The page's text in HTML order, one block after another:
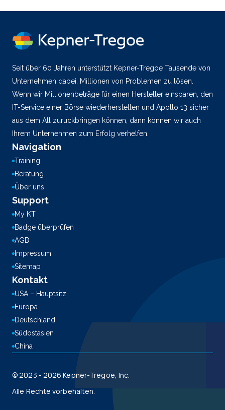
Seit über 60 Jahren unterstützt Kepner-Tregoe Tausende von
Unternehmen dabei, Millionen von Problemen zu lösen.
Wenn wir Millionenbeträge für einen Hersteller einsparen, den
IT-Service einer Börse wiederherstellen und Apollo 13 sicher
aus dem All zurückbringen können, dann können wir auch
Ihrem Unternehmen zum Erfolg verhelfen.
Navigation
Training
Beratung
Über uns
Support
My KT
Badge überprüfen
AGB
Impressum
Sitemap
Kontakt
USA – Hauptsitz
Europa
Deutschland
Südostasien
China
© 2023 - 2026 Kepner-Tregoe, Inc.
Alle Rechte vorbehalten.